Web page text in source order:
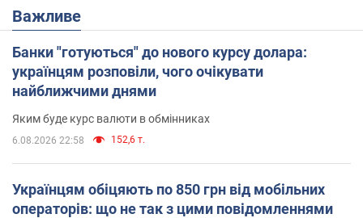
Важливе
Банки "готуються" до нового курсу долара:
українцям розповіли, чого очікувати
найближчими днями
Яким буде курс валюти в обмінниках
6.08.2026 22:58 152,6 т.
Українцям обіцяють по 850 грн від мобільних
операторів: що не так з цими повідомленнями